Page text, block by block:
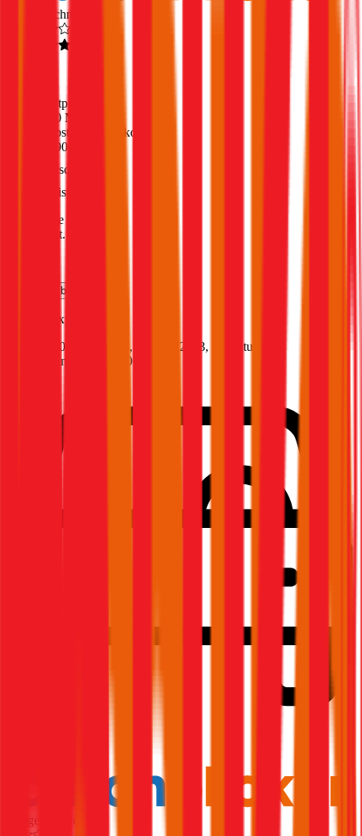
Ausgezeichnet
Haftpflicht
€ 20 Mio.
Selbstbehalt Kasko
€ 390
Freischaden
Assistance
Monatliche Prämie
inkl. mVSt.
berechnen
Galaxy, Vollkasko
150 PS/110 KW, hybrid, Baujahr 2023, BM-Stufe
Versicherungsnehmer 30 Jahre
Ausgezeichnet